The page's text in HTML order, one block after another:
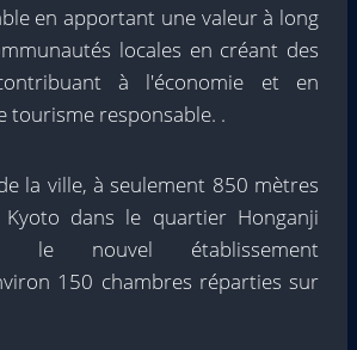
en apportant une valeur à long
locales en créant des
à l'économie et en
tourisme responsable. .
la ville, à seulement 850 mètres
dans le quartier Honganji
le nouvel établissement
150 chambres réparties sur